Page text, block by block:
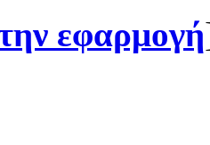
εφαρμογή